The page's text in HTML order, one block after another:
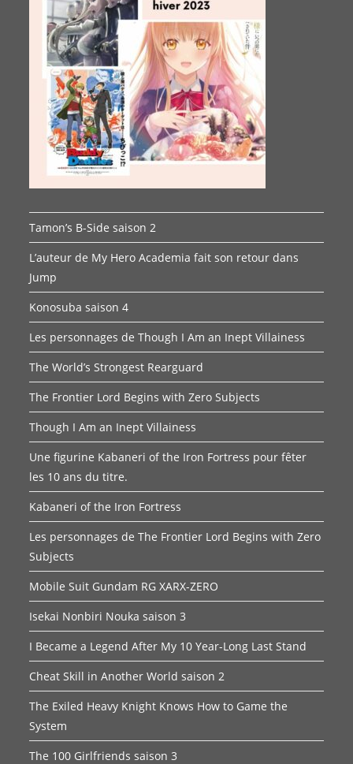
Tamon’s B-Side saison 2
L’auteur de My Hero Academia fait son retour dans
Jump
Konosuba saison 4
Les personnages de Though I Am an Inept Villainess
The World’s Strongest Rearguard
The Frontier Lord Begins with Zero Subjects
Though I Am an Inept Villainess
Une figurine Kabaneri of the Iron Fortress pour fêter
les 10 ans du titre.
Kabaneri of the Iron Fortress
Les personnages de The Frontier Lord Begins with Zero
Subjects
Mobile Suit Gundam RG XARX-ZERO
Isekai Nonbiri Nouka saison 3
I Became a Legend After My 10 Year-Long Last Stand
Cheat Skill in Another World saison 2
The Exiled Heavy Knight Knows How to Game the
System
The 100 Girlfriends saison 3